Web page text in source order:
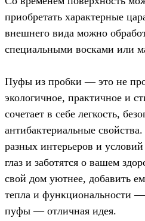
приобретать характерные
внешнего вида можно
специальными восками или
Пуфы из пробки — это не
экологичное, практичное и
сочетает в себе легкость,
антибактериальные
разных интерьеров и
глаз и заботятся о вашем
свой дом уютнее, добавить
тепла и функциональности
пуфы — отличная идея.